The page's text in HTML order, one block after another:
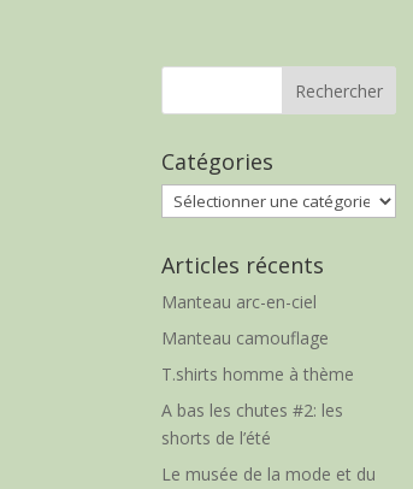
Catégories
Catégories
Articles récents
Manteau arc-en-ciel
Manteau camouflage
T.shirts homme à thème
A bas les chutes #2: les
shorts de l’été
Le musée de la mode et du